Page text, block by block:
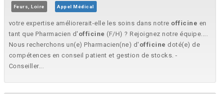
Feurs, Loire Appel Médical
votre expertise améliorerait-elle les soins dans notre officine en
tant que Pharmacien d' officine (F/H) ? Rejoignez notre équipe....
Nous recherchons un(e) Pharmacien(ne) d' officine doté(e) de
compétences en conseil patient et gestion de stocks. -
Conseiller...